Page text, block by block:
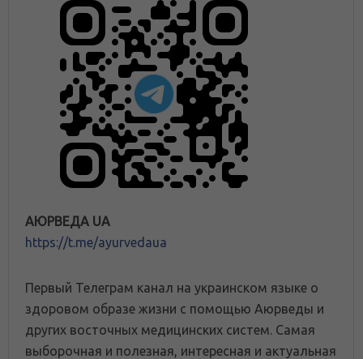
АЮРВЕДА UA
https://t.me/ayurvedaua
Первый Телеграм канал на украинском языке о
здоровом образе жизни с помощью Аюрведы и
других восточных медицинских систем. Самая
выборочная и полезная, интересная и актуальная